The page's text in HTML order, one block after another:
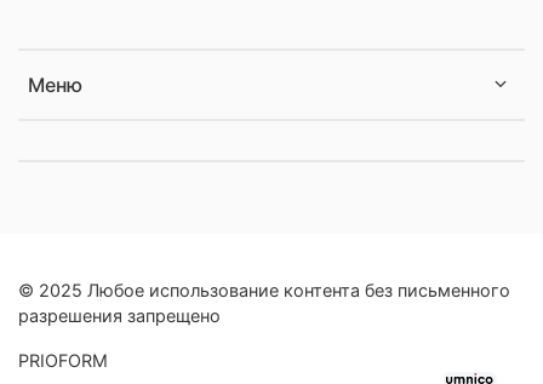
Меню
© 2025 Любое использование контента без письменного
разрешения запрещено
PRIOFORM